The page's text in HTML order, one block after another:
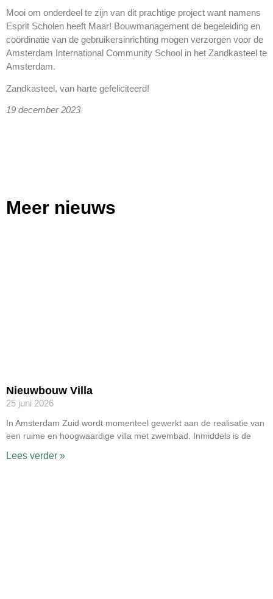
Mooi om onderdeel te zijn van dit prachtige project want namens
Esprit Scholen heeft Maar! Bouwmanagement de begeleiding en
coördinatie van de gebruikersinrichting mogen verzorgen voor de
Amsterdam International Community School in het Zandkasteel te
Amsterdam.
Zandkasteel, van harte gefeliciteerd!
19 december 2023
Meer nieuws
Nieuwbouw Villa
25 juni 2026
In Amsterdam Zuid wordt momenteel gewerkt aan de realisatie van
een ruime en hoogwaardige villa met zwembad. Inmiddels is de
Lees verder »